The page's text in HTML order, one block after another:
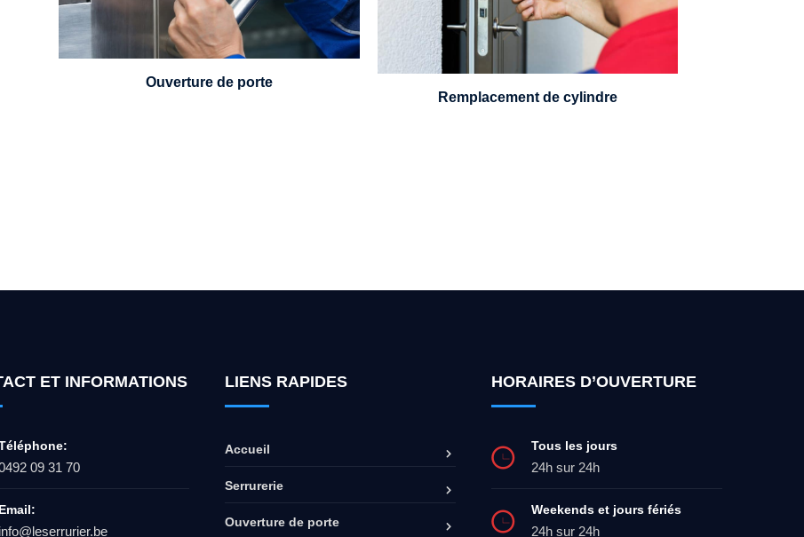
disponible 24h/7.
Ouverture de porte
leviers ou à 3 leviers, Mul-T-Lock ou
encore multipoints.
Remplacement de cylindre
ET INFORMATIONS
09 31 70
Email:
info@leserrurier.be
LIENS RAPIDES
Accueil
Serrurerie
Ouverture de porte
HORAIRES D’OUVERTURE
Tous les jours
24h sur 24h
Weekends et jours fériés
24h sur 24h